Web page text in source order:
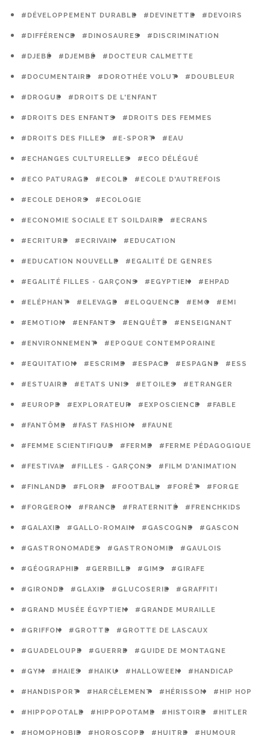
#DÉVELOPPEMENT DURABLE #DEVINETTE #DEVOIRS
#DIFFÉRENCE #DINOSAURES #DISCRIMINATION
#DJEBÉ #DJEMBÉ #DOCTEUR CALMETTE
#DOCUMENTAIRE #DOROTHÉE VOLUT #DOUBLEUR
#DROGUE #DROITS DE L'ENFANT
#DROITS DES ENFANTS #DROITS DES FEMMES
#DROITS DES FILLES #E-SPORT #EAU
#ECHANGES CULTURELLES #ECO DÉLÉGUÉ
#ECO PATURAGE #ECOLE #ECOLE D'AUTREFOIS
#ECOLE DEHORS #ECOLOGIE
#ECONOMIE SOCIALE ET SOILDAIRE #ECRANS
#ECRITURE #ECRIVAIN #EDUCATION
#EDUCATION NOUVELLE #EGALITÉ DE GENRES
#EGALITÉ FILLES - GARÇONS #EGYPTIEN #EHPAD
#ELÉPHANT #ELEVAGE #ELOQUENCE #EMC #EMI
#EMOTION #ENFANTS #ENQUÊTE #ENSEIGNANT
#ENVIRONNEMENT #EPOQUE CONTEMPORAINE
#EQUITATION #ESCRIME #ESPACE #ESPAGNE #ESS
#ESTUAIRE #ETATS UNIS #ETOILES #ETRANGER
#EUROPE #EXPLORATEUR #EXPOSCIENCE #FABLE
#FANTÔME #FAST FASHION #FAUNE
#FEMME SCIENTIFIQUE #FERME #FERME PÉDAGOGIQUE
#FESTIVAL #FILLES - GARÇONS #FILM D'ANIMATION
#FINLANDE #FLORE #FOOTBALL #FORÊT #FORGE
#FORGERON #FRANCE #FRATERNITÉ #FRENCHKIDS
#GALAXIE #GALLO-ROMAIN #GASCOGNE #GASCON
#GASTRONOMADES #GASTRONOMIE #GAULOIS
#GÉOGRAPHIE #GERBILLE #GIMS #GIRAFE
#GIRONDE #GLAXIE #GLUCOSERIE #GRAFFITI
#GRAND MUSÉE ÉGYPTIEN #GRANDE MURAILLE
#GRIFFON #GROTTE #GROTTE DE LASCAUX
#GUADELOUPE #GUERRE #GUIDE DE MONTAGNE
#GYM #HAIES #HAIKU #HALLOWEEN #HANDICAP
#HANDISPORT #HARCÈLEMENT #HÉRISSON #HIP HOP
#HIPPOPOTALE #HIPPOPOTAME #HISTOIRE #HITLER
#HOMOPHOBIE #HOROSCOPE #HUITRE #HUMOUR